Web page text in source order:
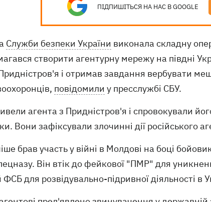
ПІДПИШІТЬСЯ НА НАС В GOOGLE
Служби безпеки України виконала складну
створити агентурну мережу на півдні
і отримав завдання вербувати
повідомили у пресслужбі СБУ.
агента з Придністров'я і спровокували
Вони зафіксували злочинні дії російського
брав участь у війні в Молдові на боці
Він втік до фейкової "ПМР" для
для розвідувально-підривної діяльності в